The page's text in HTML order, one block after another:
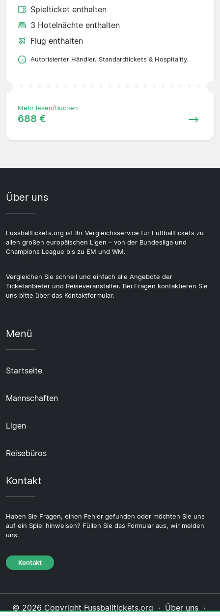
Spielticket enthalten
3 Hotelnächte enthalten
Flug enthalten
Autorisierter Händler. Standardtickets & Hospitality.
Mehr lesen/Buchen
688 €
Über uns
Fussballtickets.org ist Ihr Vergleichsservice für Fußballtickets zu
allen großen europäischen Ligen – von der Bundesliga und
Champions League bis zu EM und WM.
Vergleichen Sie schnell und einfach alle Angebote der
Ticketanbieter und Reiseveranstalter. Bei Fragen kontaktieren Sie
uns bitte über das Kontaktformular.
Menü
Startseite
Mannschaften
Ligen
Reisebüros
Kontakt
Haben Sie Fragen, einen Fehler gefunden oder möchten Sie uns
auf ein Spiel hinweisen? Füllen Sie das Formular aus, wir melden
uns.
Kontakt
© 2026 Copyright Fussballtickets.org · Über uns ·